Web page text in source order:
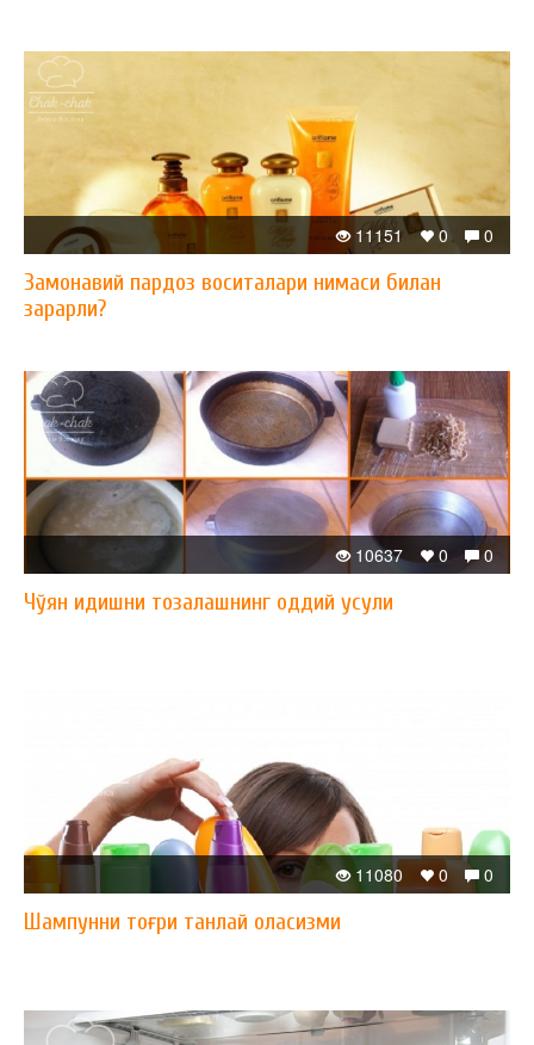
0
0
11151
Замонавий пардоз воситалари нимаси билан
зарарли?
0
0
10637
Чўян идишни тозалашнинг оддий усули
0
0
11080
Шампунни тоғри танлай оласизми